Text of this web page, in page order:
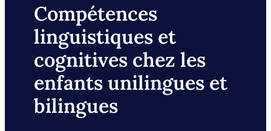
Compétences
linguistiques et
cognitives chez les
enfants unilingues et
bilingues